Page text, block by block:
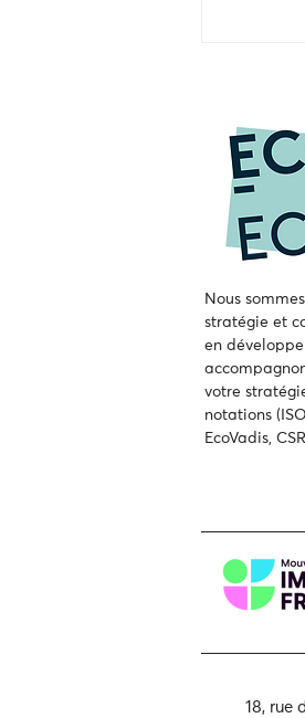
Nous
stratégie et
en
votre
notations
EcoVadis,
18, rue